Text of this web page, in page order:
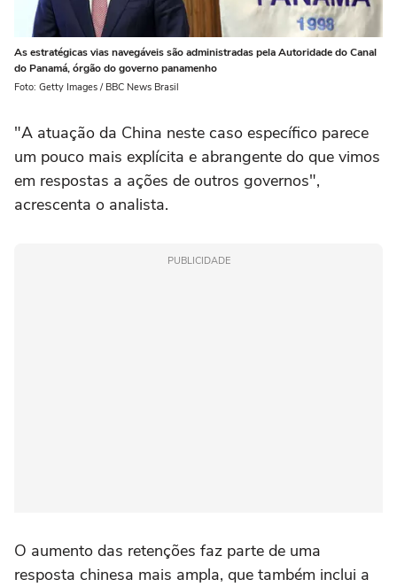
As estratégicas vias navegáveis são administradas pela Autoridade do Canal
do Panamá, órgão do governo panamenho
Foto: Getty Images / BBC News Brasil
"A atuação da China neste caso específico parece
um pouco mais explícita e abrangente do que vimos
em respostas a ações de outros governos",
acrescenta o analista.
PUBLICIDADE
O aumento das retenções faz parte de uma
resposta chinesa mais ampla, que também inclui a